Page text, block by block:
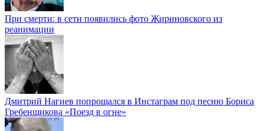
При смерти: в сети появились фото Жириновского из
реанимации
Дмитрий Нагиев попрощался в Инстаграм под песню Бориса
Гребенщикова «Поезд в огне»